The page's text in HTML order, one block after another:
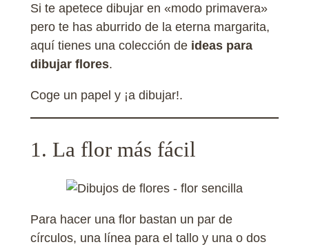
Si te apetece dibujar en «modo primavera»
pero te has aburrido de la eterna margarita,
aquí tienes una colección de ideas para
dibujar flores.
Coge un papel y ¡a dibujar!.
1. La flor más fácil
Para hacer una flor bastan un par de
círculos, una línea para el tallo y una o dos